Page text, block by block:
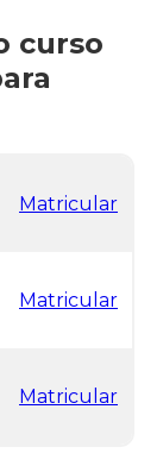
curso
Matricular
Matricular
Matricular